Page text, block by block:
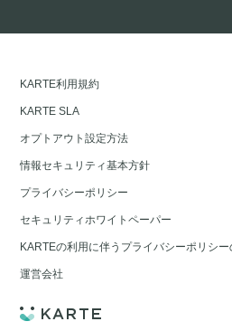
KARTE利用規約
KARTE SLA
オプトアウト設定方法
情報セキュリティ基本方針
プライバシーポリシー
セキュリティホワイトペーパー
KARTEの利用に伴うプライバシーポリシ
運営会社